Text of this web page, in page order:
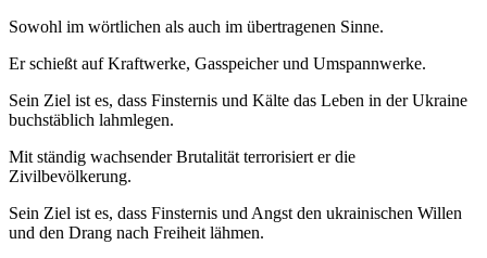
Sowohl im wörtlichen als auch im übertragenen Sinne.
Er schießt auf Kraftwerke, Gasspeicher und Umspannwerke.
Sein Ziel ist es, dass Finsternis und Kälte das Leben in der Ukraine
buchstäblich lahmlegen.
Mit ständig wachsender Brutalität terrorisiert er die
Zivilbevölkerung.
Sein Ziel ist es, dass Finsternis und Angst den ukrainischen Willen
und den Drang nach Freiheit lähmen.